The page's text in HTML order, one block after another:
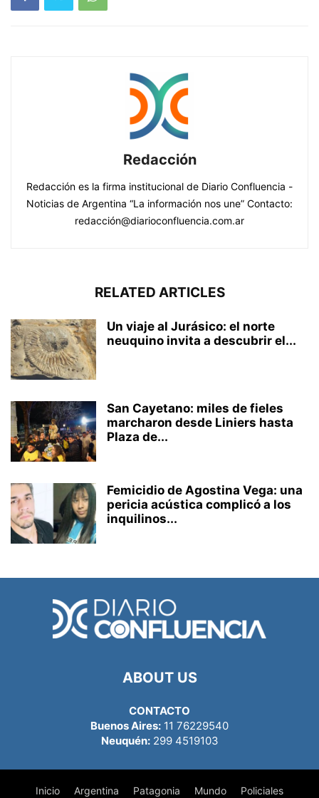
Redacción
Redacción es la firma institucional de Diario Confluencia -
Noticias de Argentina “La información nos une” Contacto:
redacción@diarioconfluencia.com.ar
RELATED ARTICLES
Un viaje al Jurásico: el norte
neuquino invita a descubrir el...
San Cayetano: miles de fieles
marcharon desde Liniers hasta
Plaza de...
Femicidio de Agostina Vega: una
pericia acústica complicó a los
inquilinos...
ABOUT US
CONTACTO
Buenos Aires: 11 76229540
Neuquén:299 4519103
Inicio Argentina Patagonia Mundo Policiales